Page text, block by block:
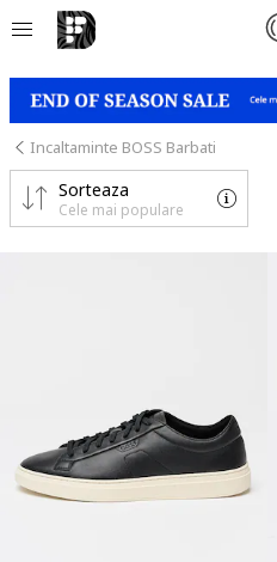
Incaltaminte BOSS Barbati
Sorteaza
Cele mai populare